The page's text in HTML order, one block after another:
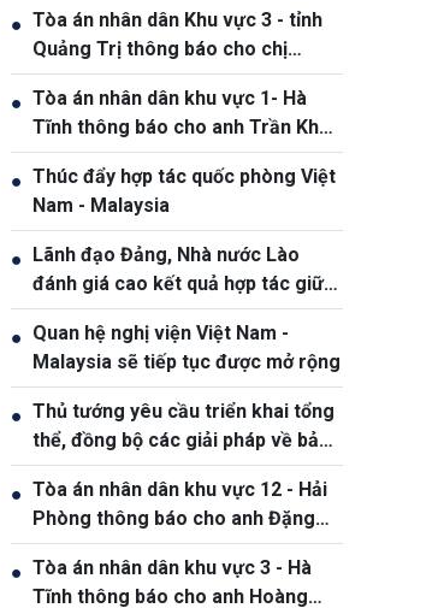
● Tòa án nhân dân Khu vực 3 - tỉnh
Quảng Trị thông báo cho chị
Phạm Thị Giang, sinh ngày
19/10/1991
● Tòa án nhân dân khu vực 1- Hà
Tĩnh thông báo cho anh Trần Khắc
Thanh, sinh năm 1988
● Thúc đẩy hợp tác quốc phòng Việt
Nam - Malaysia
● Lãnh đạo Đảng, Nhà nước Lào
đánh giá cao kết quả hợp tác giữa
Quân đội hai nước Việt Nam và Lào
● Quan hệ nghị viện Việt Nam -
Malaysia sẽ tiếp tục được mở rộng
● Thủ tướng yêu cầu triển khai tổng
thể, đồng bộ các giải pháp về bảo
đảm an ninh mạng
● Tòa án nhân dân khu vực 12 - Hải
Phòng thông báo cho anh Đặng
Hồng Tiệp, sinh ngày 20/5/1989
● Tòa án nhân dân khu vực 3 - Hà
Tĩnh thông báo cho anh Hoàng